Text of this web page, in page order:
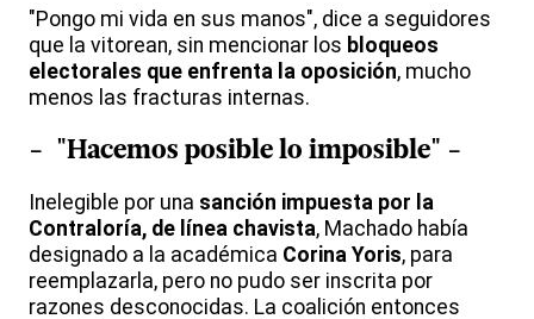
"Pongo mi vida en sus manos", dice a seguidores
que la vitorean, sin mencionar los bloqueos
electorales que enfrenta la oposición, mucho
menos las fracturas internas.
- "Hacemos posible lo imposible" -
Inelegible por una sanción impuesta por la
Contraloría, de línea chavista, Machado había
designado a la académica Corina Yoris, para
reemplazarla, pero no pudo ser inscrita por
razones desconocidas. La coalición entonces